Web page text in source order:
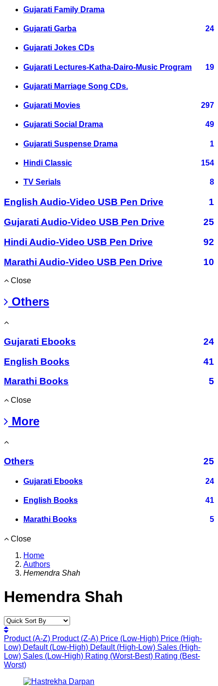
Gujarati Family Drama
Gujarati Garba 24
Gujarati Jokes CDs
Gujarati Lectures-Katha-Dairo-Music Program 19
Gujarati Marriage Song CDs.
Gujarati Movies 297
Gujarati Social Drama 49
Gujarati Suspense Drama 1
Hindi Classic 154
TV Serials 8
English Audio-Video USB Pen Drive
1
Gujarati Audio-Video USB Pen Drive
25
Hindi Audio-Video USB Pen Drive
92
Marathi Audio-Video USB Pen Drive
10
Close
Others
Gujarati Ebooks
24
English Books
41
Marathi Books
5
Close
More
Others 25
Gujarati Ebooks 24
English Books 41
Marathi Books 5
Close
Home
Authors
Hemendra Shah
Hemendra Shah
Product (A-Z) Product (Z-A) Price (Low-High) Price (High-
Low) Default (Low-High) Default (High-Low) Sales (High-
Low) Sales (Low-High) Rating (Worst-Best) Rating (Best-
Worst)